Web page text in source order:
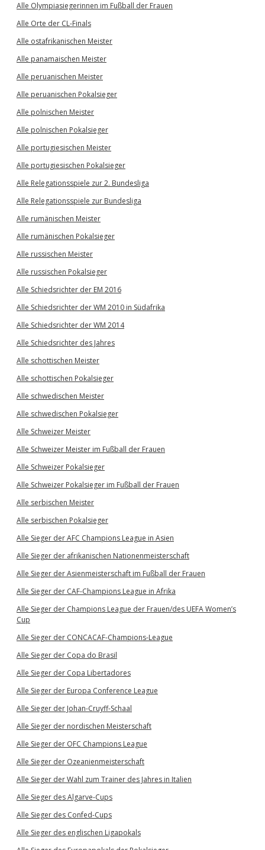
Alle Olympiasiegerinnen im Fußball der Frauen
Alle Orte der CL-Finals
Alle ostafrikanischen Meister
Alle panamaischen Meister
Alle peruanischen Meister
Alle peruanischen Pokalsieger
Alle polnischen Meister
Alle polnischen Pokalsieger
Alle portugiesischen Meister
Alle portugiesischen Pokalsieger
Alle Relegationsspiele zur 2. Bundesliga
Alle Relegationsspiele zur Bundesliga
Alle rumänischen Meister
Alle rumänischen Pokalsieger
Alle russischen Meister
Alle russischen Pokalsieger
Alle Schiedsrichter der EM 2016
Alle Schiedsrichter der WM 2010 in Südafrika
Alle Schiedsrichter der WM 2014
Alle Schiedsrichter des Jahres
Alle schottischen Meister
Alle schottischen Pokalsieger
Alle schwedischen Meister
Alle schwedischen Pokalsieger
Alle Schweizer Meister
Alle Schweizer Meister im Fußball der Frauen
Alle Schweizer Pokalsieger
Alle Schweizer Pokalsieger im Fußball der Frauen
Alle serbischen Meister
Alle serbischen Pokalsieger
Alle Sieger der AFC Champions League in Asien
Alle Sieger der afrikanischen Nationenmeisterschaft
Alle Sieger der Asienmeisterschaft im Fußball der Frauen
Alle Sieger der CAF-Champions League in Afrika
Alle Sieger der Champions League der Frauen/des UEFA Women’s
Cup
Alle Sieger der CONCACAF-Champions-League
Alle Sieger der Copa do Brasil
Alle Sieger der Copa Libertadores
Alle Sieger der Europa Conference League
Alle Sieger der Johan-Cruyff-Schaal
Alle Sieger der nordischen Meisterschaft
Alle Sieger der OFC Champions League
Alle Sieger der Ozeanienmeisterschaft
Alle Sieger der Wahl zum Trainer des Jahres in Italien
Alle Sieger des Algarve-Cups
Alle Sieger des Confed-Cups
Alle Sieger des englischen Ligapokals